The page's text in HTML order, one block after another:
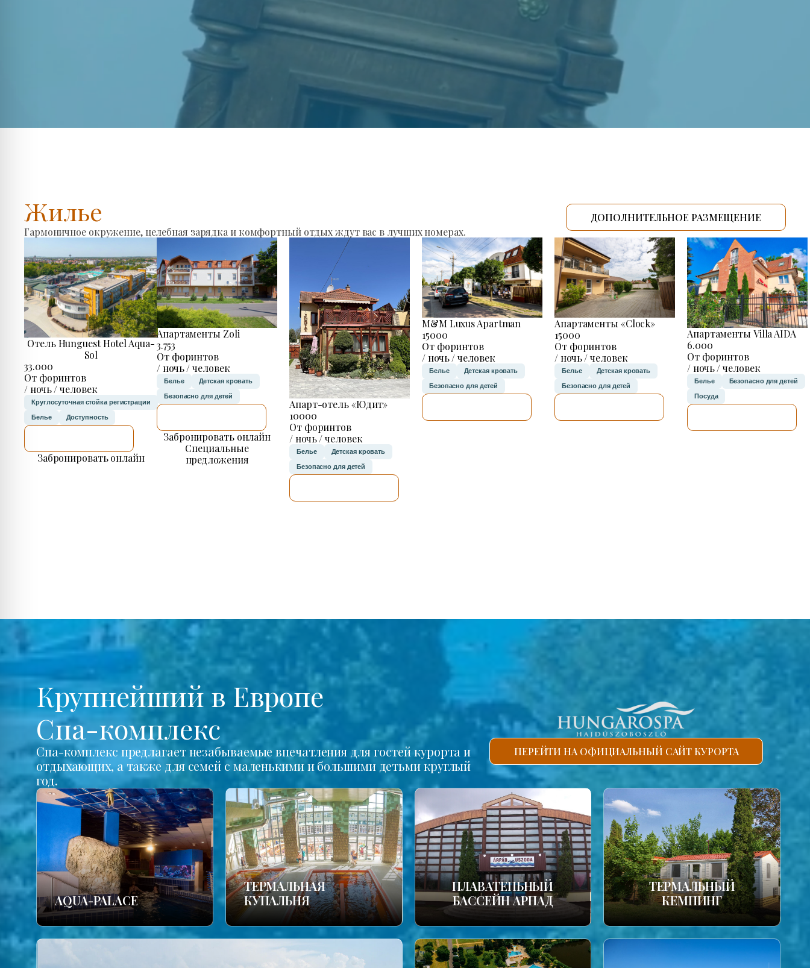
Жилье
Гармоничное окружение, целебная зарядка и комфортный отдых ждут вас в лучших номерах.
ДОПОЛНИТЕЛЬНОЕ РАЗМЕЩЕНИЕ
Отель Hunguest Hotel Aqua-
Sol
33.000
От форинтов
/ ночь / человек
Круглосуточная стойка регистрации
Белье Доступность
Забронировать онлайн
Апартаменты Zoli
3.753
От форинтов
/ ночь / человек
Белье Детская кровать
Безопасно для детей
Забронировать онлайн
Специальные
предложения
Апарт-отель «Юдит»
10000
От форинтов
/ ночь / человек
Белье Детская кровать
Безопасно для детей
M&M Luxus Apartman
15000
От форинтов
/ ночь / человек
Белье Детская кровать
Безопасно для детей
Апартаменты «Clock»
15000
От форинтов
/ ночь / человек
Белье Детская кровать
Безопасно для детей
Апартаменты Villa AIDA
6.000
От форинтов
/ ночь / человек
Белье Безопасно для детей
Посуда
Крупнейший в Европе
Спа-комплекс
Спа-комплекс предлагает незабываемые впечатления для гостей курорта и
отдыхающих, а также для семей с маленькими и большими детьми круглый
год.
ПЕРЕЙТИ НА ОФИЦИАЛЬНЫЙ САЙТ КУРОРТА
AQUA-PALACE
TЕРМАЛЬНАЯ
КУПАЛЬНЯ
ПЛАВАТЕПЬНЫЙ
БАССЕЙН АРПАД
ТЕРМАЛЬНЫЙ
КЕМПИНГ